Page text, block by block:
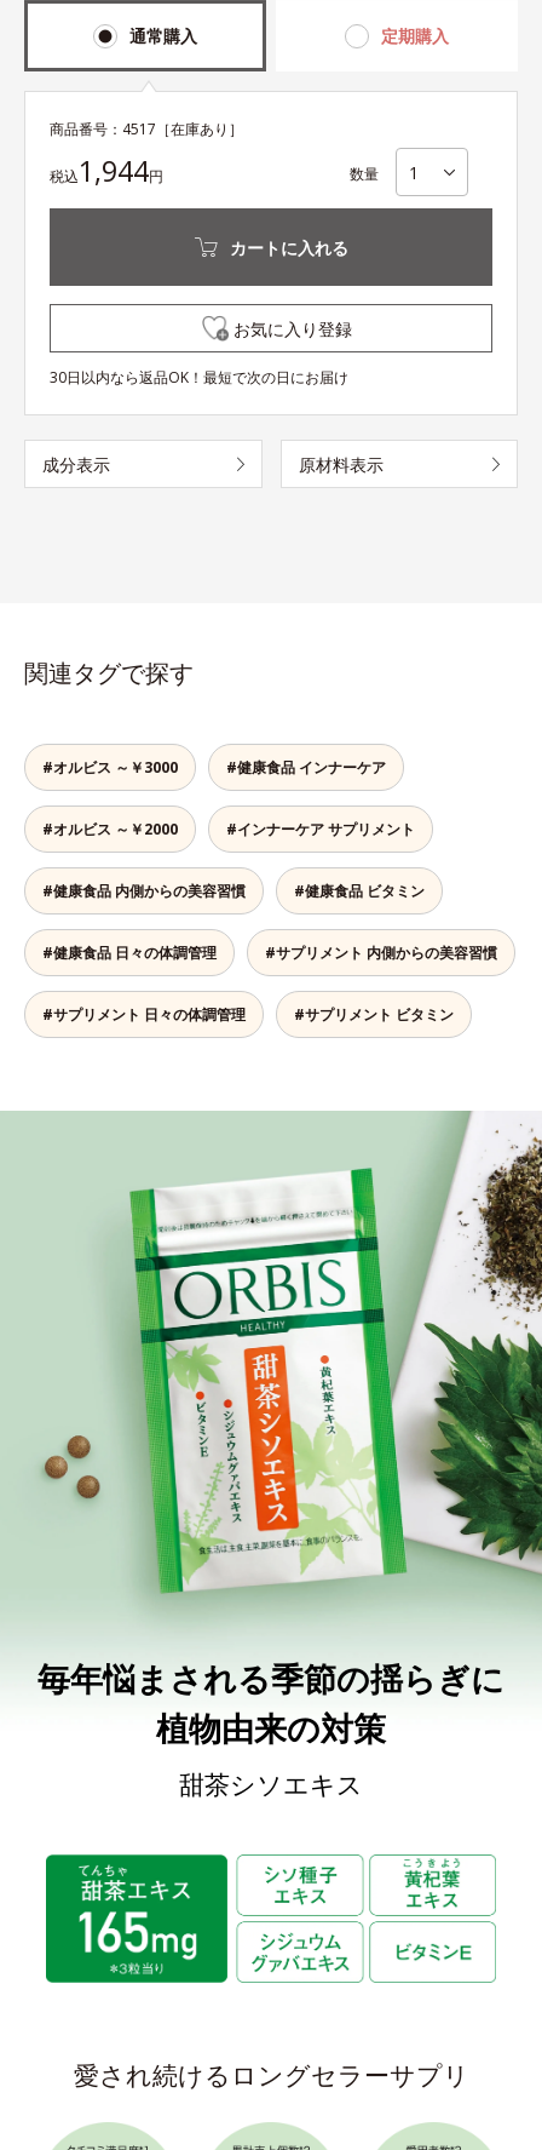
通常購入 定期購入
商品番号： 4517 ［在庫あり］
税込1,944円 数量
カートに入れる
お気に入り登録
30日以内なら返品OK！最短で次の日にお届け
成分表示 原材料表示
関連タグで探す
#オルビス ～￥3000 #健康食品 インナーケア
#オルビス ～￥2000 #インナーケア サプリメント
#健康食品 内側からの美容習慣 #健康食品 ビタミン
#健康食品 日々の体調管理 #サプリメント 内側からの美容習慣
#サプリメント 日々の体調管理 #サプリメント ビタミン
毎年悩まされる季節の揺らぎに
植物由来の対策
甜茶シソエキス
愛され続けるロングセラーサプリ